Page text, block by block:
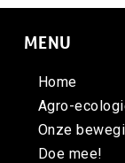
MENU
Home
Agro-
Onze
Doe mee!